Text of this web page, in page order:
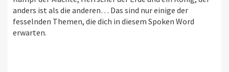
anders ist als die anderen… Das sind nur einige der
fesselnden Themen, die dich in diesem Spoken Word
erwarten.